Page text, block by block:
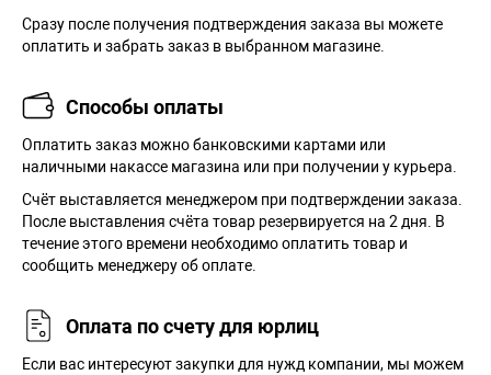
Сразу после получения подтверждения заказа вы можете
оплатить и забрать заказ в выбранном магазине.
Способы оплаты
Оплатить заказ можно банковскими картами или
наличными накассе магазина или при получении у курьера.
Cчёт выставляется менеджером при подтверждении заказа.
После выставления счёта товар резервируется на 2 дня. В
течение этого времени необходимо оплатить товар и
сообщить менеджеру об оплате.
Оплата по счету для юрлиц
Если вас интересуют закупки для нужд компании, мы можем